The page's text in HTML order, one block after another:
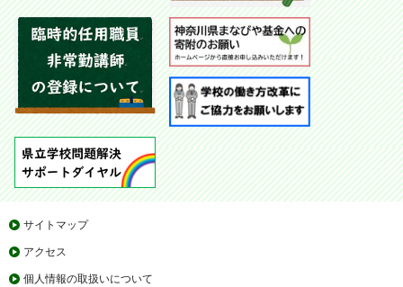
サイトマップ
アクセス
個人情報の取扱いについて